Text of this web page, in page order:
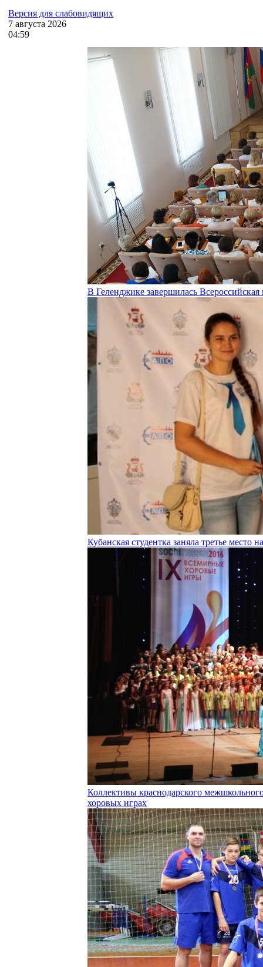
Версия для слабовидящих
7 августа 2026
04:59
В Геленджике завершилась
Кубанская студентка заняла третье место
Коллективы краснодарского
хоровых играх